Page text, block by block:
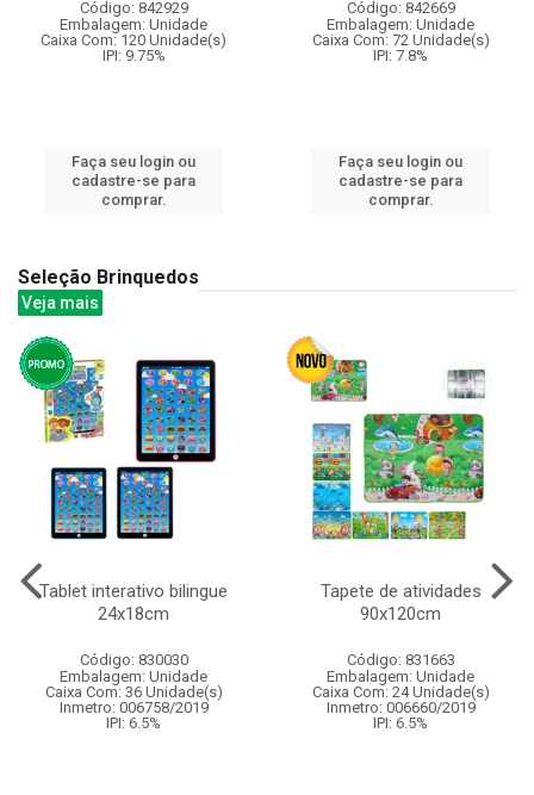
Código: 842929
Embalagem: Unidade
Caixa Com: 120 Unidade(s)
IPI: 9.75%
Faça seu login ou
cadastre-se para
comprar.
Código: 842669
Embalagem: Unidade
Caixa Com: 72 Unidade(s)
IPI: 7.8%
Faça seu login ou
cadastre-se para
comprar.
Seleção Brinquedos
Veja mais
Tablet interativo bilingue
24x18cm
Código: 830030
Embalagem: Unidade
Caixa Com: 36 Unidade(s)
Inmetro: 006758/2019
IPI: 6.5%
Tapete de atividades
90x120cm
Código: 831663
Embalagem: Unidade
Caixa Com: 24 Unidade(s)
Inmetro: 006660/2019
IPI: 6.5%